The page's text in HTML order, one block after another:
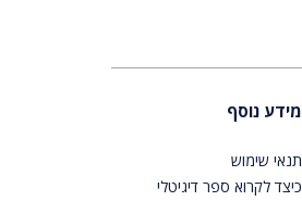
מידע נוסף
תנאי שימוש
כיצד לקרוא ספר דיגיטלי